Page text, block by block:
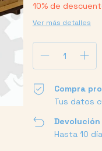
10% de
Ver más detalles
Compra
Tus datos
Hasta 10